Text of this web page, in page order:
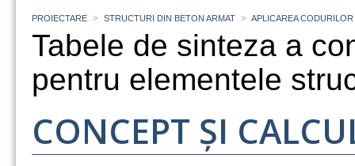
PROIECTARE > STRUCTURI DIN BETON ARMAT > APLICAREA
Tabele de sinteza a
pentru elementele
CONCEPT ȘI